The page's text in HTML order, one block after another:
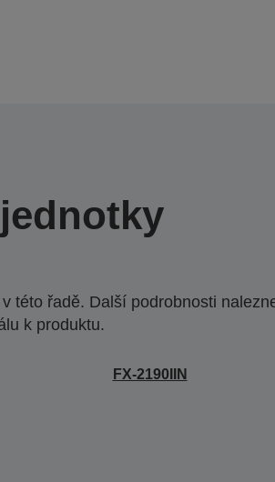
této řadě. Další podrobnosti
k produktu.
FX-2190IIN